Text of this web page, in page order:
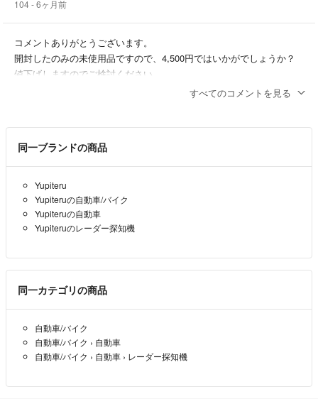
104- 6ヶ月前
コメントありがとうございます。
開封したのみの未使用品ですので、4,500円ではいかがでしょうか？
値下げしますのでご検討ください。
購入を考えていますが4000円にお値下げ可能でしょうか？
宜しくお願いいたします。
104 - 6ヶ月前
すべてのコメントを見る
同一ブランドの商品
Yupiteru
Yupiteruの自動車/バイク
Yupiteruの自動車
Yupiteruのレーダー探知機
同一カテゴリの商品
自動車/バイク
自動車/バイク › 自動車
自動車/バイク › 自動車 › レーダー探知機